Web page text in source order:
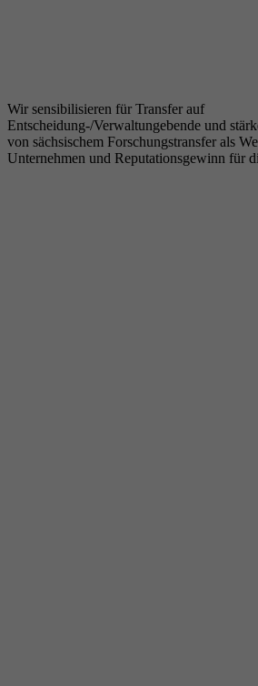
Wir sensibilisieren für Transfer auf
Entscheidung-/Verwaltungebende und
von sächsischem Forschungstransfer als
Unternehmen und Reputationsgewinn für